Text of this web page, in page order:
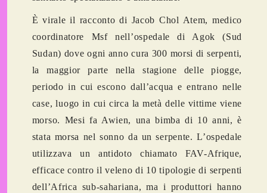
È virale il racconto di Jacob Chol Atem, medico
coordinatore Msf nell’ospedale di Agok (Sud
Sudan) dove ogni anno cura 300 morsi di serpenti,
la maggior parte nella stagione delle piogge,
periodo in cui escono dall’acqua e entrano nelle
case, luogo in cui circa la metà delle vittime viene
morso. Mesi fa Awien, una bimba di 10 anni, è
stata morsa nel sonno da un serpente. L’ospedale
utilizzava un antidoto chiamato FAV-Afrique,
efficace contro il veleno di 10 tipologie di serpenti
dell’Africa sub-sahariana, ma i produttori hanno